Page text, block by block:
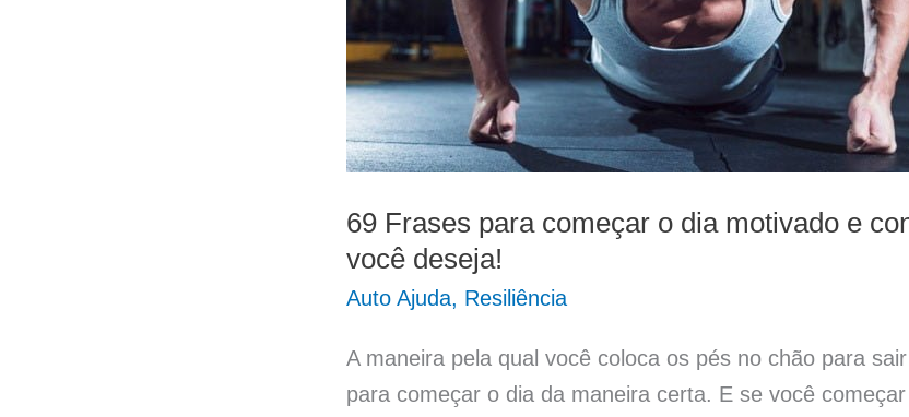
69 Frases para começar o dia motivado e
você deseja!
Auto Ajuda, Resiliência
A maneira pela qual você coloca os pés no chão para
para começar o dia da maneira certa. E se você